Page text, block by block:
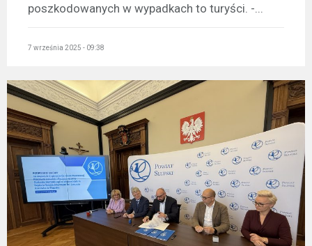
poszkodowanych w wypadkach to turyści. -...
7 września 2025 - 09:38